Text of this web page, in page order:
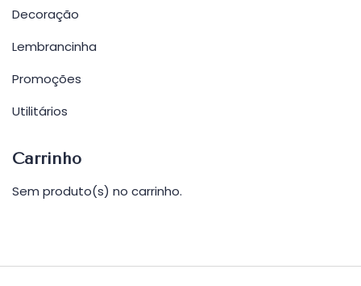
Decoração
Lembrancinha
Promoções
Utilitários
Carrinho
Sem produto(s) no carrinho.